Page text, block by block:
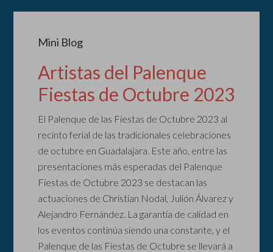
Mini Blog
Artistas del Palenque
Fiestas de Octubre 2023
El Palenque de las Fiestas de Octubre 2023 al
recinto ferial de las tradicionales celebraciones
de octubre en Guadalajara. Este año, entre las
presentaciones más esperadas del Palenque
Fiestas de Octubre 2023 se destacan las
actuaciones de Christian Nodal, Julión Álvarez y
Alejandro Fernández. La garantía de calidad en
los eventos continúa siendo una constante, y el
Palenque de las Fiestas de Octubre se llevará a